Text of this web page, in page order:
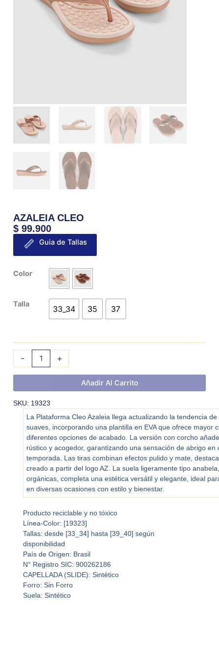
AZALEIA CLEO
$99.900
Guia de Tallas
Color
Talla 33_34 35 37
-
AZALEIA
+
Añadir Al Carrito
SKU: 19323
La Plataforma Cleo Azaleia llega actualizando la tendencia
suaves, incorporando una plantilla en EVA que ofrece mayor
diferentes opciones de acabado. La versión con corcho
rústico y acogedor, garantizando una sensación de abrigo en
temporada. Las tiras combinan efectos pulido y mate,
creado a partir del logo AZ. La suela ligeramente tipo
orgánicas, completa una estética versátil y elegante, ideal
en diversas ocasiones con estilo y bienestar.
Producto reciclable y no tóxico
Línea-Color: [19323]
Tallas: desde [33_34] hasta [39_40] según
disponibilidad
País de Origen: Brasil
N° Registro SIC: 900262186
CAPELLADA (SLIDE): Sintético
Forro: Sin Forro
Suela: Sintético